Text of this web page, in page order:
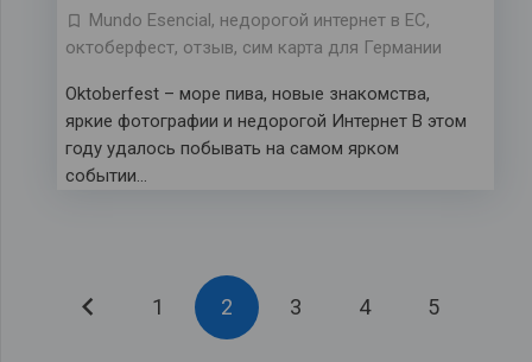
Mundo Esencial, недорогой интернет в ЕС,
октоберфест, отзыв, сим карта для Германии
Oktoberfest – море пива, новые знакомства,
яркие фотографии и недорогой Интернет В этом
году удалось побывать на самом ярком
событии…
1 2 3 4 5